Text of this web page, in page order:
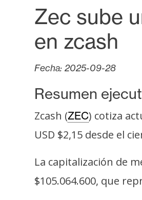
s
C
n
t
a
c
o
P
u
Zec sube
en zcash
Fecha: 2025-09-28
Resumen
Zcash (ZEC) cotiza
USD $2,15 desde el
La capitalización de
$105.064.600, que